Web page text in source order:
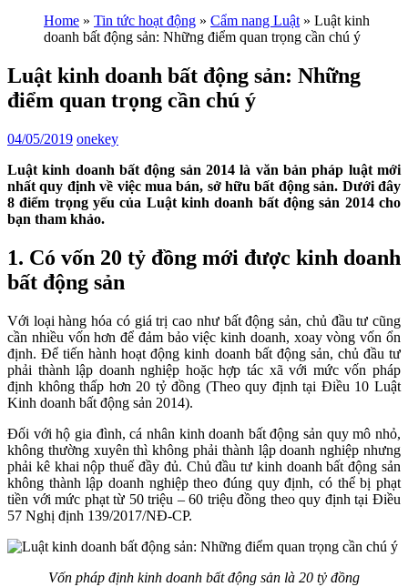
Home » Tin tức hoạt động » Cẩm nang Luật» Luật kinh
doanh bất động sản: Những điểm quan trọng cần chú ý
Luật kinh doanh bất động sản: Những
điểm quan trọng cần chú ý
04/05/2019 onekey
Luật kinh doanh bất động sản 2014 là văn bản pháp luật mới
nhất quy định về việc mua bán, sở hữu bất động sản. Dưới đây
8 điểm trọng yếu của Luật kinh doanh bất động sản 2014 cho
bạn tham khảo.
1. Có vốn 20 tỷ đồng mới được kinh doanh
bất động sản
Với loại hàng hóa có giá trị cao như bất động sản, chủ đầu tư cũng
cần nhiều vốn hơn để đảm bảo việc kinh doanh, xoay vòng vốn ổn
định. Để tiến hành hoạt động kinh doanh bất động sản, chủ đầu tư
phải thành lập doanh nghiệp hoặc hợp tác xã với mức vốn pháp
định không thấp hơn 20 tỷ đồng (Theo quy định tại Điều 10 Luật
Kinh doanh bất động sản 2014).
Đối với hộ gia đình, cá nhân kinh doanh bất động sản quy mô nhỏ,
không thường xuyên thì không phải thành lập doanh nghiệp nhưng
phải kê khai nộp thuế đầy đủ. Chủ đầu tư kinh doanh bất động sản
không thành lập doanh nghiệp theo đúng quy định, có thể bị phạt
tiền với mức phạt từ 50 triệu – 60 triệu đồng theo quy định tại Điều
57 Nghị định 139/2017/NĐ-CP.
Vốn pháp định kinh doanh bất động sản là 20 tỷ đồng